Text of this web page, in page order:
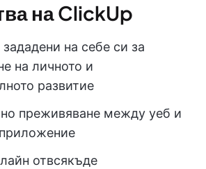
на ClickUp
на себе си за
на личното и
развитие
преживяване между уеб и
отвсякъде